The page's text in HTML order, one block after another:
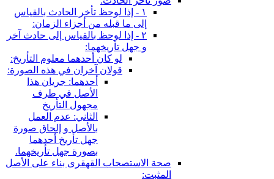
١ - إذا لوحظ تأخر الحادث بالقياس
إلى ما قبله من أجزاء الزمان:
٢ - إذا لوحظ بالقياس إلى حادث آخر
و جهل تأريخهما:
لو كان أحدهما معلوم التأريخ:
قولان آخران في هذه الصورة:
أحدهما: جريان هذا
الأصل في طرف
مجهول التأريخ
الثاني: عدم العمل
بالأصل و إلحاق صورة
جهل تأريخ أحدهما
بصورة جهل تأريخهما.
صحة الاستصحاب القهقرى بناء على الأصل
المثبت: